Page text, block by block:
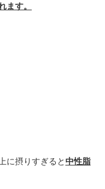
ます。
に摂りすぎると中性脂